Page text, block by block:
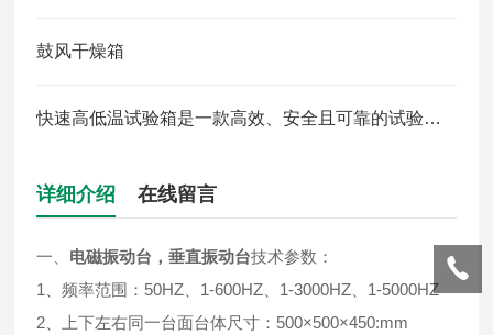
鼓风干燥箱
快速高低温试验箱是一款高效、安全且可靠的试验仪器
详细介绍 在线留言
一、 电磁振动台，垂直振动台技术参数：
1、频率范围：50HZ、1-600HZ、1-3000HZ、1-5000HZ
2、上下左右同一台面台体尺寸：500×500×450:mm